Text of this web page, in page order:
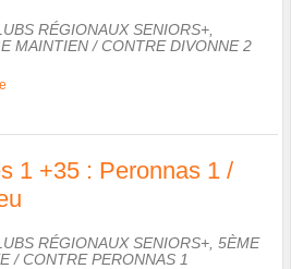
RÉGIONAUX SENIORS+,
MAINTIEN / CONTREDIVONNE 2
1 +35 : Peronnas 1 /
RÉGIONAUX SENIORS+, 5ÈME
/ CONTREPERONNAS 1